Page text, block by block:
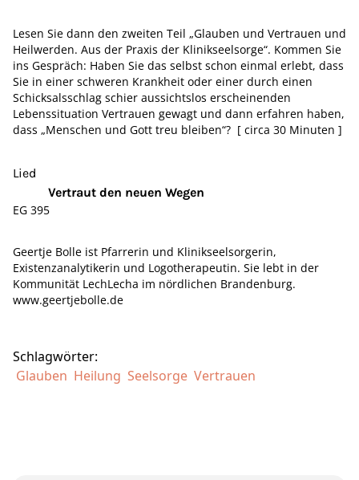
Lesen Sie dann den zweiten Teil „Glauben und Vertrauen und
Heilwerden. Aus der Praxis der Klinikseelsorge“. Kommen Sie
ins Gespräch: Haben Sie das selbst schon einmal erlebt, dass
Sie in einer schweren Krankheit oder einer durch einen
Schicksalsschlag schier aussichtslos erscheinenden
Lebenssituation Vertrauen gewagt und dann erfahren haben,
dass „Menschen und Gott treu bleiben“? [ circa 30 Minuten ]
Lied
Vertraut den neuen Wegen
EG 395
Geertje Bolle ist Pfarrerin und Klinikseelsorgerin,
Existenzanalytikerin und Logotherapeutin. Sie lebt in der
Kommunität LechLecha im nördlichen Brandenburg.
www.geertjebolle.de
Schlagwörter:
Glauben Heilung Seelsorge Vertrauen